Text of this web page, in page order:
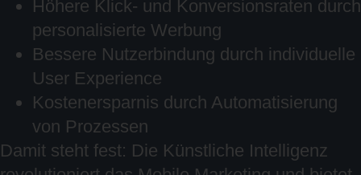
Höhere Klick- und Konversionsraten durch
personalisierte Werbung
Bessere Nutzerbindung durch individuelle
User Experience
Kostenersparnis durch Automatisierung
von Prozessen
Damit steht fest: Die Künstliche Intelligenz